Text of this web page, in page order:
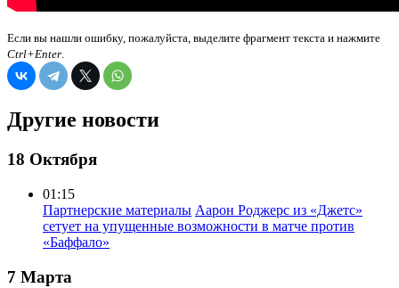
Если вы нашли ошибку, пожалуйста, выделите фрагмент текста и нажмите
Ctrl+Enter.
Другие новости
18 Октября
01:15
Партнерские материалы Аарон Роджерс из «Джетс»
сетует на упущенные возможности в матче против
«Баффало»
7 Марта